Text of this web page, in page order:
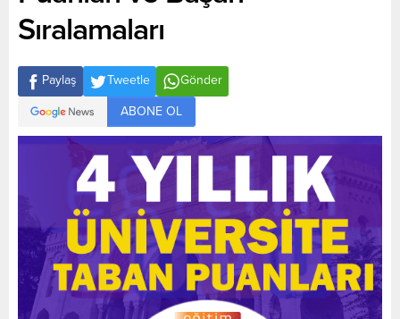
Sıralamaları
Paylaş Tweetle Gönder
ABONE OL